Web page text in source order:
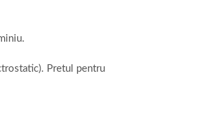
Pretul pentru